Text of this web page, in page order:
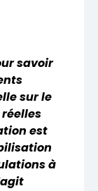
savoir
sur le
est
à